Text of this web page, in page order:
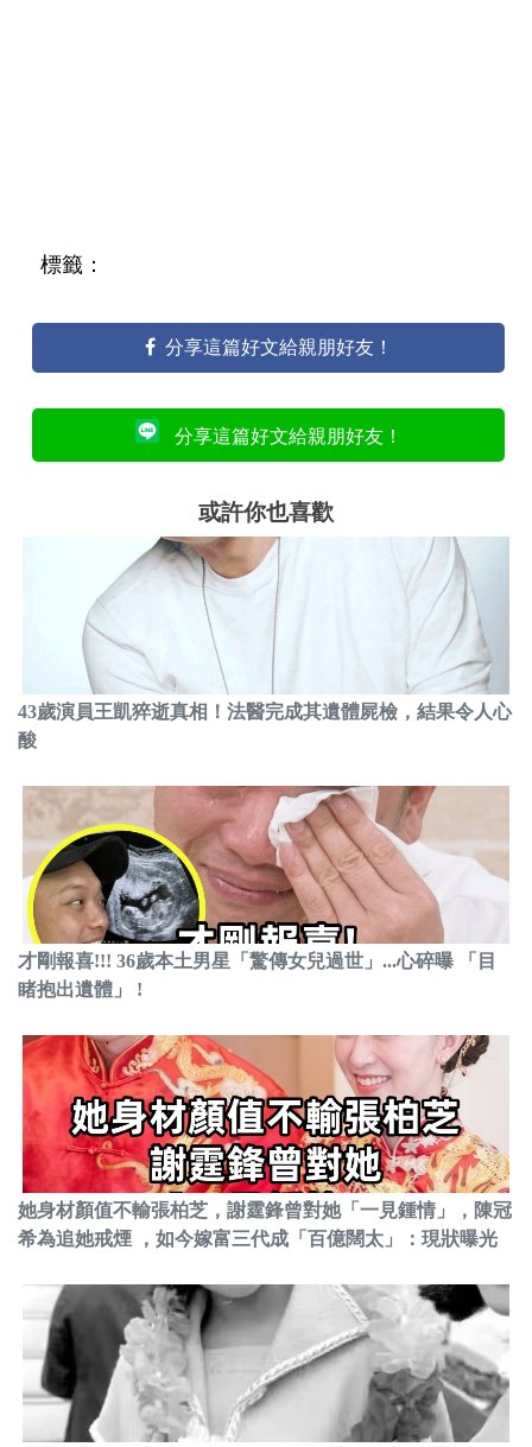
標籤：
分享這篇好文給親朋好友！
分享這篇好文給親朋好友！
或許你也喜歡
43歲演員王凱猝逝真相！法醫完成其遺體屍檢，結果令人心
酸
才剛報喜!!! 36歲本土男星「驚傳女兒過世」...心碎曝 「目
睹抱出遺體」 !
她身材顏值不輸張柏芝，謝霆鋒曾對她「一見鍾情」，陳冠
希為追她戒煙 ，如今嫁富三代成「百億闊太」：現狀曝光